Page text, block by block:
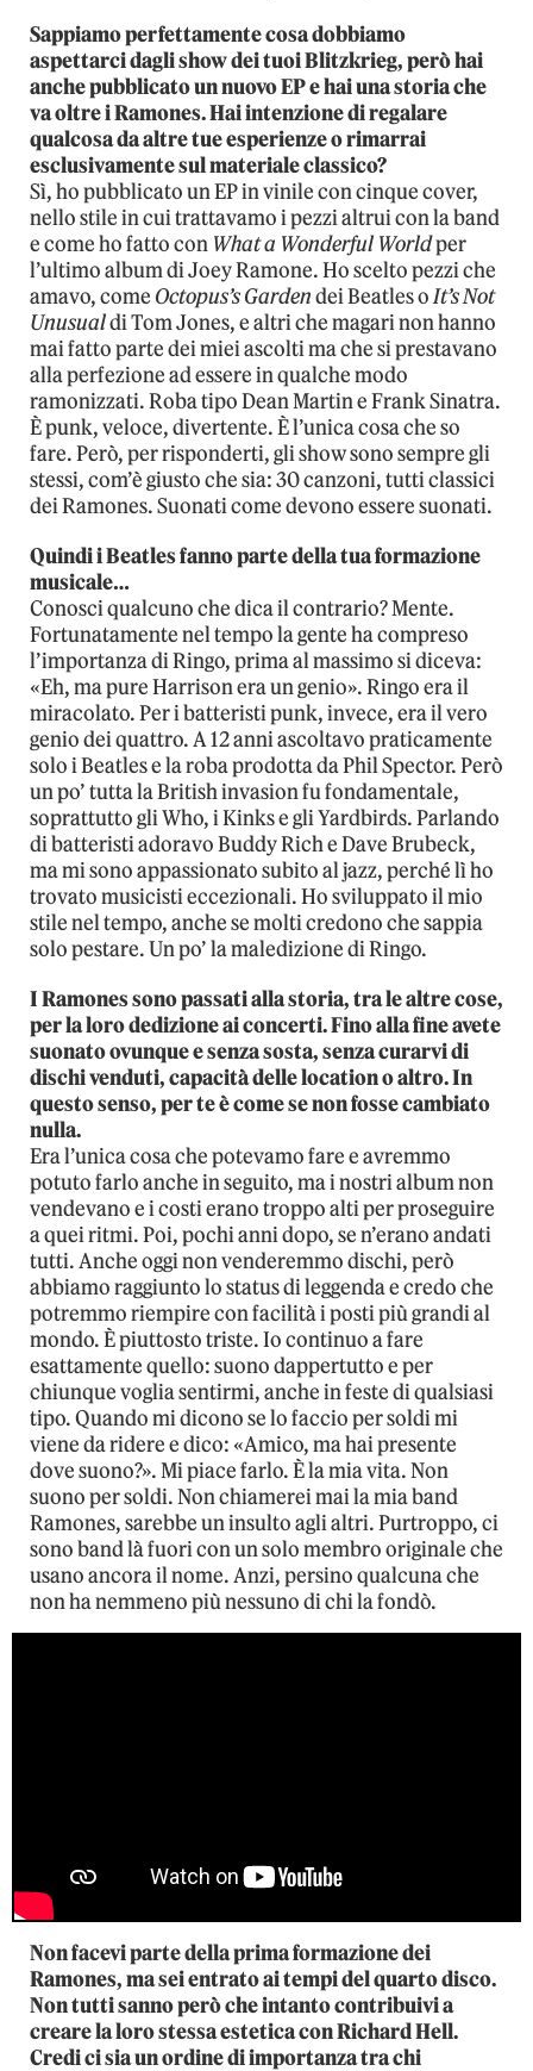
Sappiamo perfettamente cosa dobbiamo
aspettarci dagli show dei tuoi Blitzkrieg, però hai
anche pubblicato un nuovo EP e hai una storia che
va oltre i Ramones. Hai intenzione di regalare
qualcosa da altre tue esperienze o rimarrai
esclusivamente sul materiale classico?
Sì, ho pubblicato un EP in vinile con cinque cover,
nello stile in cui trattavamo i pezzi altrui con la band
e come ho fatto con What a Wonderful Worldper
l’ultimo album di Joey Ramone. Ho scelto pezzi che
amavo, come Octopus’s Gardendei Beatles oIt’s Not
Unusualdi Tom Jones, e altri che magari non hanno
mai fatto parte dei miei ascolti ma che si prestavano
alla perfezione ad essere in qualche modo
ramonizzati. Roba tipo Dean Martin e Frank Sinatra.
È punk, veloce, divertente. È l’unica cosa che so
fare. Però, per risponderti, gli show sono sempre gli
stessi, com’è giusto che sia: 30 canzoni, tutti classici
dei Ramones. Suonati come devono essere suonati.
Quindi i Beatles fanno parte della tua formazione
musicale…
Conosci qualcuno che dica il contrario? Mente.
Fortunatamente nel tempo la gente ha compreso
l’importanza di Ringo, prima al massimo si diceva:
«Eh, ma pure Harrison era un genio». Ringo era il
miracolato. Per i batteristi punk, invece, era il vero
genio dei quattro. A 12 anni ascoltavo praticamente
solo i Beatles e la roba prodotta da Phil Spector. Però
un po’ tutta la British invasion fu fondamentale,
soprattutto gli Who, i Kinks e gli Yardbirds. Parlando
di batteristi adoravo Buddy Rich e Dave Brubeck,
ma mi sono appassionato subito al jazz, perché lì ho
trovato musicisti eccezionali. Ho sviluppato il mio
stile nel tempo, anche se molti credono che sappia
solo pestare. Un po’ la maledizione di Ringo.
I Ramones sono passati alla storia, tra le altre cose,
per la loro dedizione ai concerti. Fino alla fine avete
suonato ovunque e senza sosta, senza curarvi di
dischi venduti, capacità delle location o altro. In
questo senso, per te è come se non fosse cambiato
nulla.
Era l’unica cosa che potevamo fare e avremmo
potuto farlo anche in seguito, ma i nostri album non
vendevano e i costi erano troppo alti per proseguire
a quei ritmi. Poi, pochi anni dopo, se n’erano andati
tutti. Anche oggi non venderemmo dischi, però
abbiamo raggiunto lo status di leggenda e credo che
potremmo riempire con facilità i posti più grandi al
mondo. È piuttosto triste. Io continuo a fare
esattamente quello: suono dappertutto e per
chiunque voglia sentirmi, anche in feste di qualsiasi
tipo. Quando mi dicono se lo faccio per soldi mi
viene da ridere e dico: «Amico, ma hai presente
dove suono?». Mi piace farlo. È la mia vita. Non
suono per soldi. Non chiamerei mai la mia band
Ramones, sarebbe un insulto agli altri. Purtroppo, ci
sono band là fuori con un solo membro originale che
usano ancora il nome. Anzi, persino qualcuna che
non ha nemmeno più nessuno di chi la fondò.
Non facevi parte della prima formazione dei
Ramones, ma sei entrato ai tempi del quarto disco.
Non tutti sanno però che intanto contribuivi a
creare la loro stessa estetica con Richard Hell.
Credi ci sia un ordine di importanza tra chi